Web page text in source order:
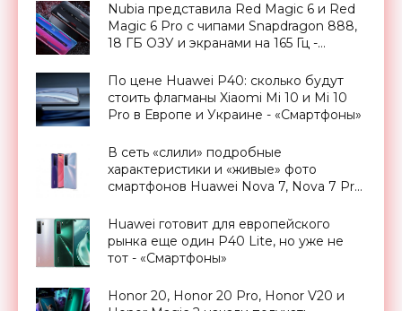
Nubia представила Red Magic 6 и Red
Magic 6 Pro с чипами Snapdragon 888,
18 ГБ ОЗУ и экранами на 165 Гц -
По цене Huawei P40: сколько будут
стоить флагманы Xiaomi Mi 10 и Mi 10
Pro в Европе и Украине - «Смартфоны»
В сеть «слили» подробные
характеристики и «живые» фото
смартфонов Huawei Nova 7, Nova 7 Pro
Huawei готовит для европейского
рынка еще один P40 Lite, но уже не
тот - «Смартфоны»
Honor 20, Honor 20 Pro, Honor V20 и